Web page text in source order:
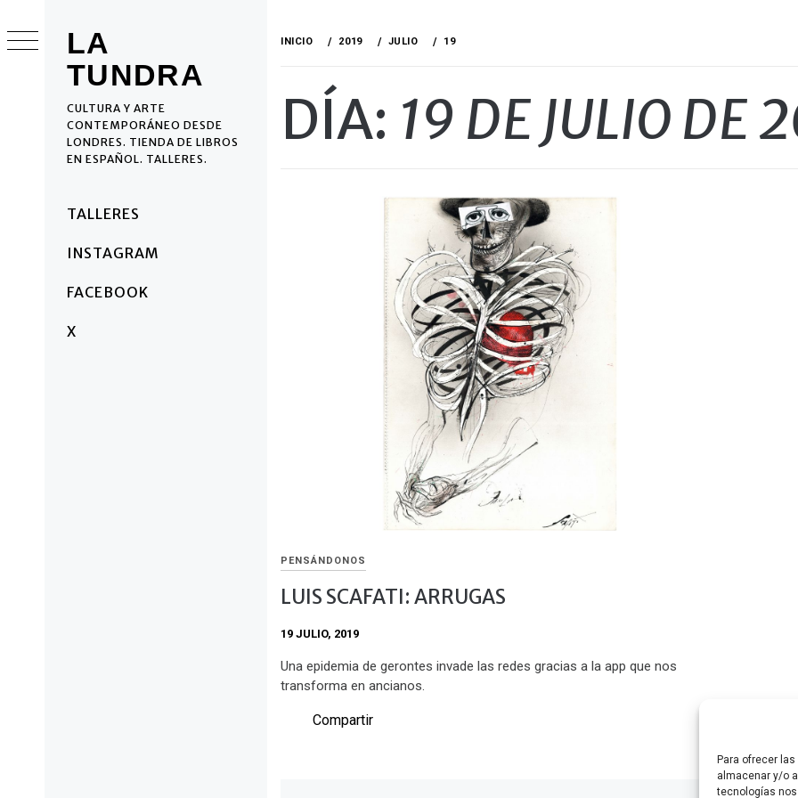
Para ofrecer
almacenar y/o
tecnologías
LA
TUNDRA
CULTURA Y ARTE
CONTEMPORÁNEO DESDE
LONDRES. TIENDA DE LIBROS
EN ESPAÑOL. TALLERES.
principal
TALLERES
INSTAGRAM
FACEBOOK
X
al
contenido
INICIO 2019 JULIO 19
DÍA: 19 DE JULIO DE
PENSÁNDONOS
LUIS SCAFATI: ARRUGAS
19 JULIO, 2019
Una epidemia de gerontes invade las redes gracias a la app que nos
transforma en ancianos.
Compartir